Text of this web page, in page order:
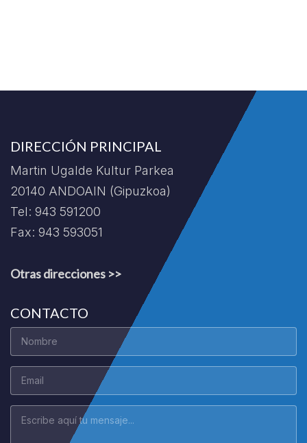
DIRECCIÓN PRINCIPAL
Martin Ugalde Kultur Parkea
20140 ANDOAIN (Gipuzkoa)
Tel: 943 591200
Fax: 943 593051
Otras direcciones >>
CONTACTO